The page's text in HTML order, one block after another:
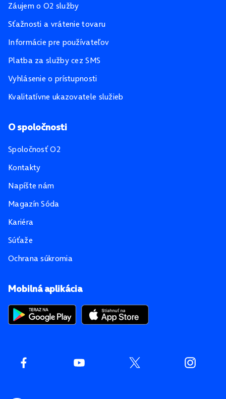
Mobilná aplikácia
Záujem o O2 služby
Sťažnosti a vrátenie tovaru
Informácie pre používateľov
Platba za služby cez SMS
Vyhlásenie o prístupnosti
Kvalitatívne ukazovatele služieb
O spoločnosti
Spoločnosť O2
Kontakty
Napíšte nám
Magazín Sóda
Kariéra
Súťaže
Ochrana súkromia